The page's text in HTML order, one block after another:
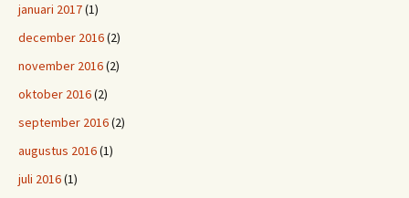
januari 2017(1)
december 2016(2)
november 2016(2)
oktober 2016(2)
september 2016(2)
augustus 2016(1)
juli 2016(1)